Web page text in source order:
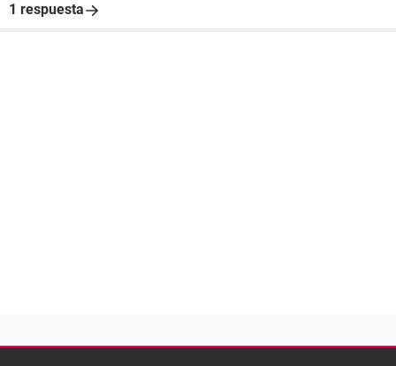
1 respuesta